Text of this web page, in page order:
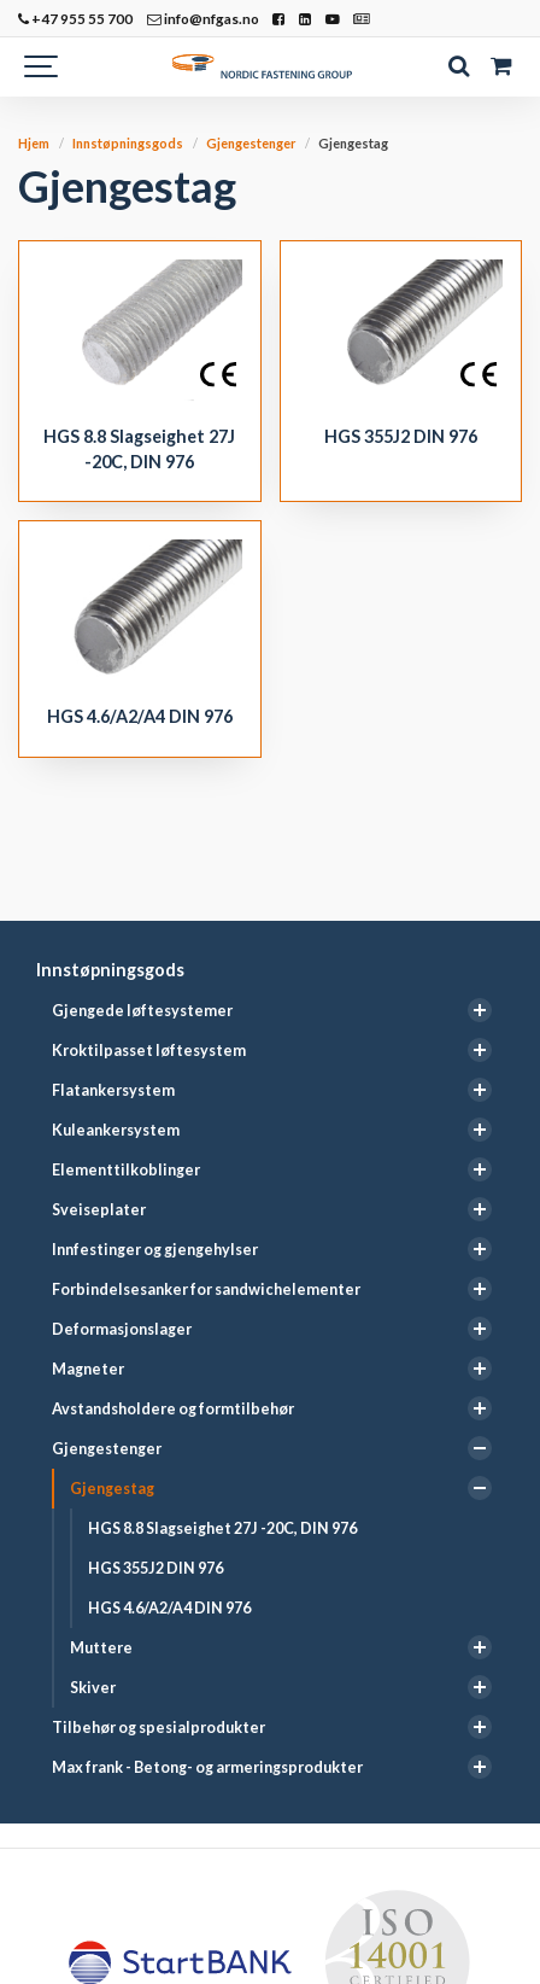
+47 955 55 700 info@nfgas.no
Innstøpningsgods
Gjengede løftesystemer
Kroktilpasset løftesystem
Flatankersystem
Kuleankersystem
Elementtilkoblinger
Sveiseplater
Innfestinger og gjengehylser
Forbindelsesanker for sandwichelementer
Deformasjonslager
Magneter
Avstandsholdere og formtilbehør
Gjengestenger
Gjengestag
HGS 8.8 Slagseighet 27J -20C, DIN 976
HGS 355J2 DIN 976
HGS 4.6/A2/A4 DIN 976
Muttere
Skiver
Tilbehør og spesialprodukter
Max frank - Betong- og armeringsprodukter
Hjem Innstøpningsgods Gjengestenger Gjengestag
Gjengestag
HGS 8.8 Slagseighet 27J
-20C, DIN 976
HGS 355J2 DIN 976
HGS 4.6/A2/A4 DIN 976